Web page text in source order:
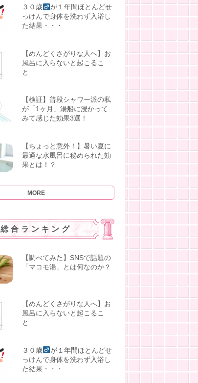
３０歳
が１年間ほとんどせ
っけんで身体を洗わず入浴し
た結果・・・
【めんどくさがりな人へ】お
風呂に入らないと起こるこ
と
【検証】普段シャワー派の私
が「1ヶ月」湯船に浸かって
みて感じた効果3選！
【ちょっと意外！】暑い夏に
最適な水風呂に秘められた効
果とは！？
MORE
総合ランキング
【調べてみた】SNSで話題の
「マコモ湯」とは何なのか？
【めんどくさがりな人へ】お
風呂に入らないと起こるこ
と
３０歳
が１年間ほとんどせ
っけんで身体を洗わず入浴し
た結果・・・